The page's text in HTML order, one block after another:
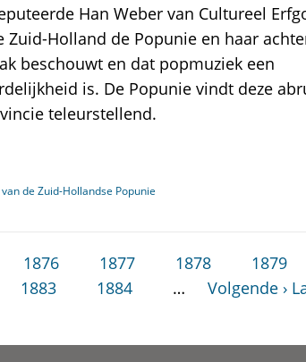
Han Weber van Cultureel
Zuid-Holland de Popunie en haar
beschouwt en dat popmuziek een
is. De Popunie vindt deze
teleurstellend.
de Zuid-Hollandse Popunie
1876 1877 1878 1879
1883 1884 … Volgende ›